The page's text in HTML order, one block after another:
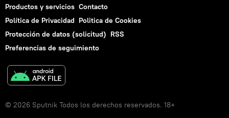
Productos y servicios Contacto
Política de Privacidad Politica de Cookies
Protección de datos (solicitud) RSS
Preferencias de seguimiento
© 2026 Sputnik Todos los derechos reservados. 18+